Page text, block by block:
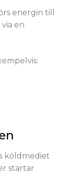
energin till
en
köldmediet
startar